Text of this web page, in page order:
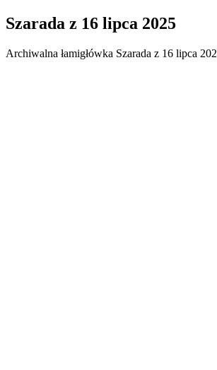
Szarada z 16 lipca 2025
Archiwalna łamigłówka Szarada z 16 lipca